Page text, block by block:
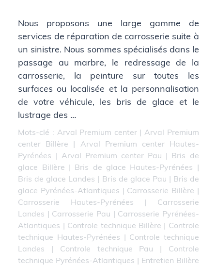
Nous proposons une large gamme de
services de réparation de carrosserie suite à
un sinistre. Nous sommes spécialisés dans le
passage au marbre, le redressage de la
carrosserie, la peinture sur toutes les
surfaces ou localisée et la personnalisation
de votre véhicule, les bris de glace et le
lustrage des …
Mots-clé : Arval Premium center| Arval Premium
center Billère | Arval Premium center Hautes-
Pyrénées | Arval Premium center Pau | Bris de
glace Billère | Bris de glace Hautes-Pyrénées |
Bris de glace Landes | Bris de glace Pau | Bris de
glace Pyrénées-Atlantiques | Carrosserie Billère |
Carrosserie Hautes-Pyrénées | Carrosserie
Landes | Carrosserie Pau | Carrosserie Pyrénées-
Atlantiques | Controle technique Billère | Controle
technique Hautes-Pyrénées | Controle technique
Landes | Controle technique Pau | Controle
technique Pyrénées-Atlantiques | Entretien Billère